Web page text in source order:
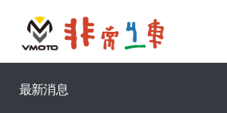
最新消息